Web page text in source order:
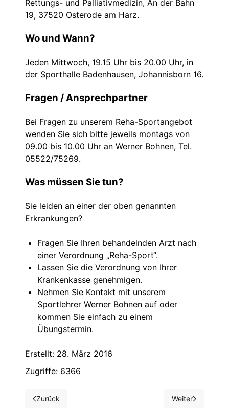
Rettungs- und Palliativmedizin, An der Bahn
19, 37520 Osterode am Harz.
Wo und Wann?
Jeden Mittwoch, 19.15 Uhr bis 20.00 Uhr, in
der Sporthalle Badenhausen, Johannisborn 16.
Fragen / Ansprechpartner
Bei Fragen zu unserem Reha-Sportangebot
wenden Sie sich bitte jeweils montags von
09.00 bis 10.00 Uhr an Werner Bohnen, Tel.
05522/75269.
Was müssen Sie tun?
Sie leiden an einer der oben genannten
Erkrankungen?
Fragen Sie Ihren behandelnden Arzt nach
einer Verordnung „Reha-Sport“.
Lassen Sie die Verordnung von Ihrer
Krankenkasse genehmigen.
Nehmen Sie Kontakt mit unserem
Sportlehrer Werner Bohnen auf oder
kommen Sie einfach zu einem
Übungstermin.
Erstellt: 28. März 2016
Zugriffe: 6366
Vorheriger Beitrag: Turner der TG LaPeKa bei den
Zurück Nächster
Weiter